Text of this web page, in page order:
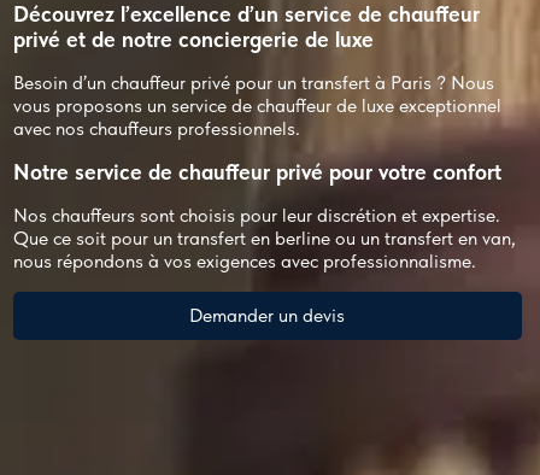
Découvrez l’excellence d’un service de chauffeur
privé et de notre conciergerie de luxe
Besoin d’un chauffeur privé pour un transfert à Paris ? Nous
vous proposons un service de chauffeur de luxe exceptionnel
avec nos chauffeurs professionnels.
Notre service de chauffeur privé pour votre confort
Nos chauffeurs sont choisis pour leur discrétion et expertise.
Que ce soit pour un transfert en berline ou un transfert en van,
nous répondons à vos exigences avec professionnalisme.
Demander un devis